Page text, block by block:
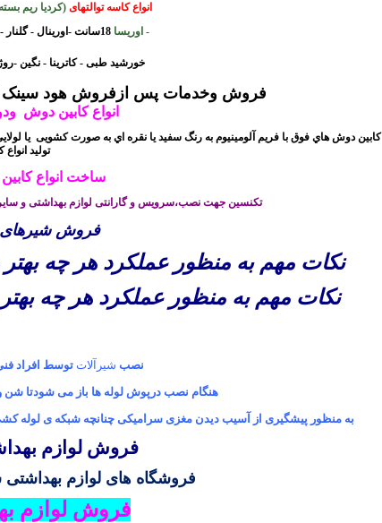
انواع کاسه توالتهای (کردیا ریم بسته -
- اوریسا
خورشید طبی - کاترینا - نگین -
فروش وخدمات پس ازفروش هود سینک
انواع کابین دوش
کابين دوش هاي فوق با فريم آلومينيوم به رنگ سفید يا نقره اي به صورت کشویی یا
(تولید
ساخت انواع
تکنسین جهت نصب،سرویس و گارانتی لوازم بهداشتی و
فروش شیرهای
نكات مهم به منظور عملكرد هر چه
نكات مهم به منظور عملكرد هر چه
نصب شیرآلاتتوسط افراد
هنگام نصب درپوش لوله ها باز می شودتا شن
به منظور پیشگیری از آسیب دیدن مغزی سرامیکی چنانچه شبکه ی لوله
فروش لوازم بهداشتی
فروشگاه های لوازم بهداشتی
فروش لوازم